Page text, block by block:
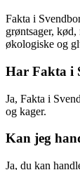
Fakta i
grøntsager,
økologiske og
Har Fakta i
Ja, Fakta i
og kager.
Kan jeg
Ja, du kan